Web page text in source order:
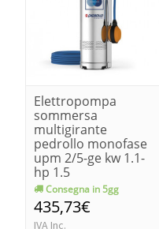
Elettropompa
sommersa
multigirante
pedrollo monofase
upm 2/5-ge kw 1.1-
hp 1.5
Consegna in 5gg
435,73€
IVA Inc.